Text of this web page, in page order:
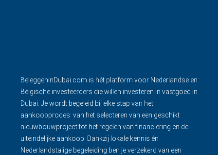
BeleggeninDubai.com is hét platform voor Nederlandse en
Belgische investeerders die willen investeren in vastgoed in
Dubai. Je wordt begeleid bij elke stap van het
aankoopproces: van het selecteren van een geschikt
nieuwbouwproject tot het regelen van financiering en de
uiteindelijke aankoop. Dankzij lokale kennis én
Nederlandstalige begeleiding ben je verzekerd van een